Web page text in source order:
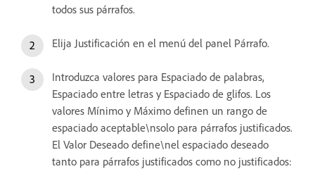
todos sus párrafos.
Elija Justificación en el menú del panel Párrafo.
Introduzca valores para Espaciado de palabras,
Espaciado entre letras y Espaciado de glifos. Los
valores Mínimo y Máximo definen un rango de
espaciado aceptable\nsolo para párrafos justificados.
El Valor Deseado define\nel espaciado deseado
tanto para párrafos justificados como no justificados: